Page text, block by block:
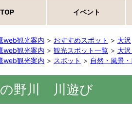
TOP イベント
web観光案内 おすすめスポット
大沢
web観光案内 観光スポット一覧
大
web観光案内 スポット 自然・風景
野川 川遊び